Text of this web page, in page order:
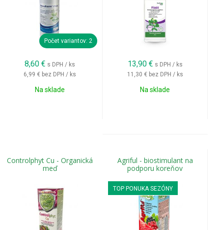
Počet variantov: 2
8,60 € s DPH / ks
6,99 € bez DPH / ks
Na sklade
13,90 € s DPH / ks
11,30 € bez DPH / ks
Na sklade
Controlphyt Cu - Organická
meď
Agriful - biostimulant na
podporu koreňov
TOP PONUKA SEZÓNY